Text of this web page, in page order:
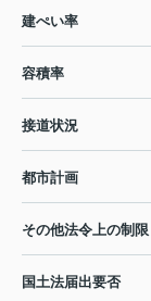
建ぺい率
容積率
接道状況
都市計画
その他法令上の制限
国土法届出要否